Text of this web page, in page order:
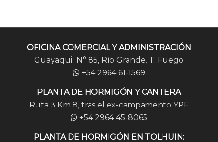
OFICINA COMERCIAL Y ADMINISTRACIÓN
Guayaquil N° 85, Río Grande, T. Fuego
+54 2964 61-1569
PLANTA DE HORMIGÓN Y CANTERA
Ruta 3 Km 8, tras el ex-campamento YPF
+54 2964 45-8065
PLANTA DE HORMIGÓN EN TOLHUIN: